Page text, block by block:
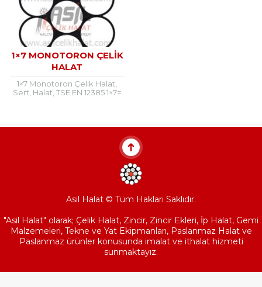
1×7 MONOTORON ÇELIK
HALAT
1×7 Monotoron Çelik Halat,
Sert, Halat, TSE EN 12385 1×7=
Asil Halat © Tüm Hakları Saklıdır.
"Asil Halat" olarak; Çelik Halat, Zincir, Zincir Ekleri, İp Halat, Gemi
Malzemeleri, Tekne ve Yat Ekipmanları, Paslanmaz Halat ve
Paslanmaz ürünler konusunda imalat ve ithalat hizmeti
sunmaktayız.